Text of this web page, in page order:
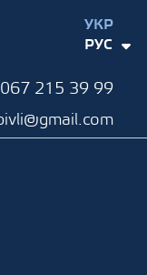
067 215 39 99
УКР
РУС